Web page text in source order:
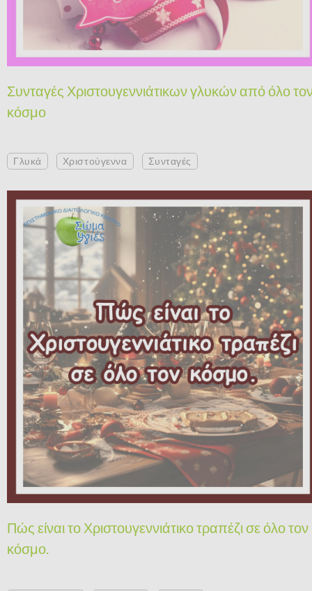
Συνταγές Χριστουγεννιάτικων γλυκών από όλο
κόσμο
Γλυκά Χριστούγεννα Συνταγές
Πώς είναι το Χριστουγεννιάτικο τραπέζι σε όλο τον
κόσμο.